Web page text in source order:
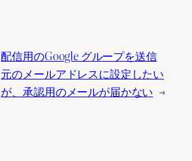
配信用のGoogle グループを送信
元のメールアドレスに設定したい
が、承認用のメールが届かない →